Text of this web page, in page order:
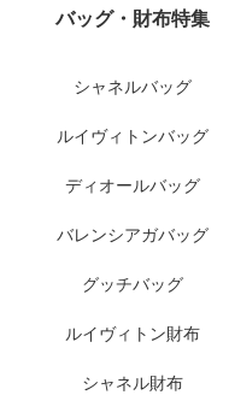
バッグ・財布特集
シャネルバッグ
ルイヴィトンバッグ
ディオールバッグ
バレンシアガバッグ
グッチバッグ
ルイヴィトン財布
シャネル財布